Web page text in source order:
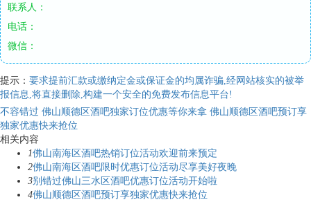
联系人：
电话：
微信：
提示： 要求提前汇款或缴纳定金或保证金的均属诈骗,经网站核实的被举
报信息,将直接删除,构建一个安全的免费发布信息平台!
不容错过 佛山顺德区酒吧独家订位优惠等你来拿 佛山顺德区酒吧预订享
独家优惠快来抢位
相关内容
1佛山南海区酒吧热销订位活动欢迎前来预定
2佛山南海区酒吧限时优惠订位活动尽享美好夜晚
3别错过佛山三水区酒吧优惠订位活动开始啦
4佛山顺德区酒吧预订享独家优惠快来抢位